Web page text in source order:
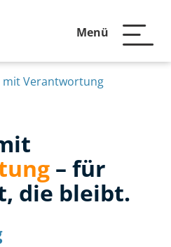
Menü
mit Verantwortung
– für
die bleibt.